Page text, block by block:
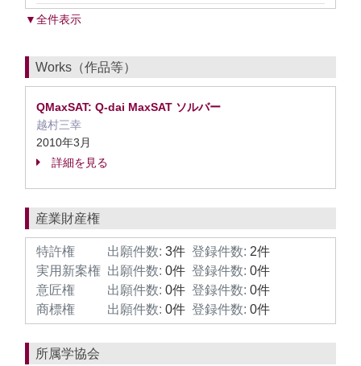
▼全件表示
Works（作品等）
QMaxSAT: Q-dai MaxSAT ソルバー
越村三幸
2010年3月
詳細を見る
産業財産権
特許権 出願件数: 3件 登録件数: 2件
実用新案権 出願件数: 0件 登録件数: 0件
意匠権
出願件数: 0件 登録件数: 0件
商標権
出願件数: 0件 登録件数: 0件
所属学協会